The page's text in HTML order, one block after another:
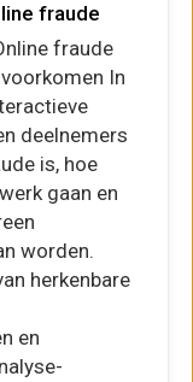
fraude
fraude
In
deelnemers
is, hoe
gaan en
worden.
herkenbare
en